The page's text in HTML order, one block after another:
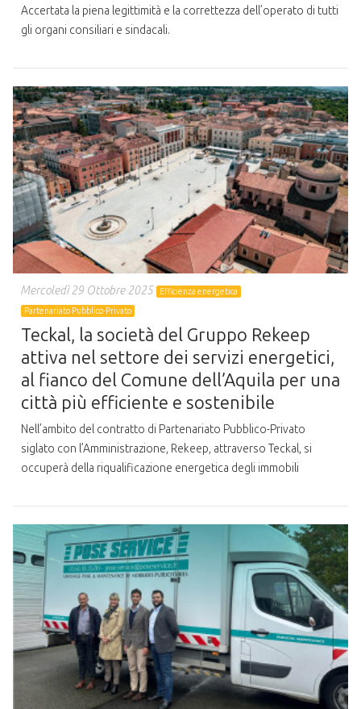
Accertata la piena legittimità e la correttezza dell’operato di tutti
gli organi consiliari e sindacali.
Mercoledì 29 Ottobre 2025
Efficienza energetica
Partenariato Pubblico-Privato
Teckal, la società del Gruppo Rekeep
attiva nel settore dei servizi energetici,
al fianco del Comune dell’Aquila per una
città più efficiente e sostenibile
Nell’ambito del contratto di Partenariato Pubblico-Privato
siglato con l’Amministrazione, Rekeep, attraverso Teckal, si
occuperà della riqualificazione energetica degli immobili